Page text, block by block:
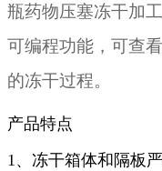
瓶药物压塞冻干加
可编程功能，可查
的冻干过程。
产品特点
1、冻干箱体和隔板